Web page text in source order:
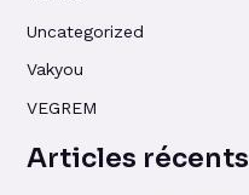
Uncategorized
Vakyou
VEGREM
Articles récents